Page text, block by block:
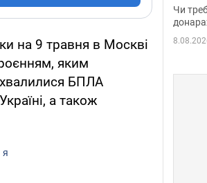
на 9 травня в Москві
яким
БПЛА
а також
Чи